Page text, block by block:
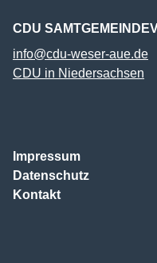
CDU
info@cdu-weser-aue.de
CDU in Niedersachsen
Impressum
Datenschutz
Kontakt